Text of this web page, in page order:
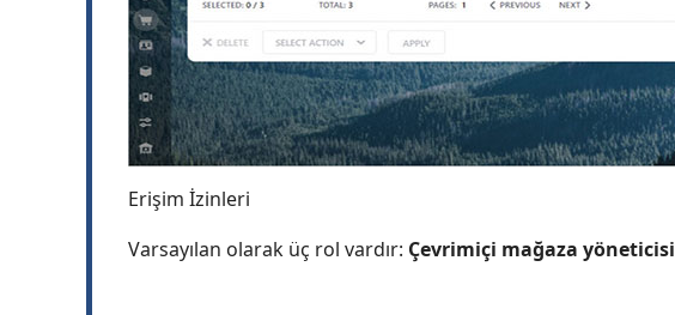
Erişim İzinleri
Varsayılan olarak üç rol vardır: Çevrimiçi mağaza yöneticisi